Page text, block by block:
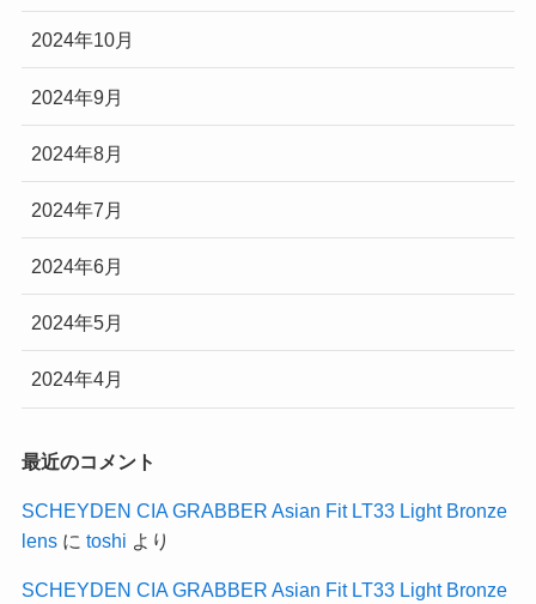
2024年10月
2024年9月
2024年8月
2024年7月
2024年6月
2024年5月
2024年4月
最近のコメント
SCHEYDEN CIA GRABBER Asian Fit LT33 Light Bronze
lensに toshi より
SCHEYDEN CIA GRABBER Asian Fit LT33 Light Bronze